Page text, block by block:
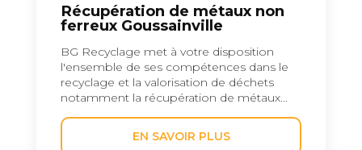
Récupération de métaux non
ferreux Goussainville
BG Recyclage met à votre disposition
l'ensemble de ses compétences dans le
recyclage et la valorisation de déchets
notamment la récupération de métaux...
EN SAVOIR PLUS